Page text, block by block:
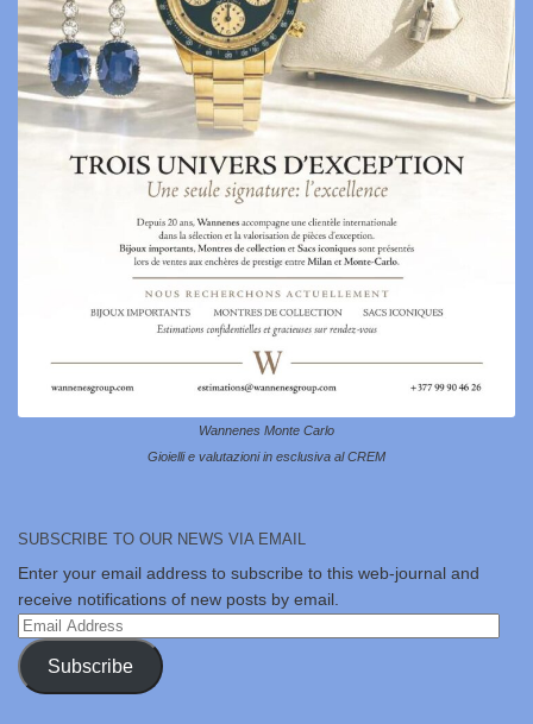
Wannenes Monte Carlo
Gioielli e valutazioni in esclusiva al CREM
SUBSCRIBE TO OUR NEWS VIA EMAIL
Enter your email address to subscribe to this web-journal and
receive notifications of new posts by email.
Email
Address
Subscribe